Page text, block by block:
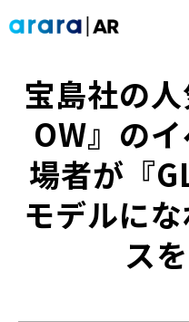
選ばれる理由
概算費用
実績紹介
宝島社の
OW』の
場者が『
モデルに
ス